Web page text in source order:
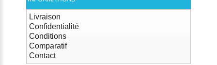
Livraison
Confidentialité
Conditions
Comparatif
Contact